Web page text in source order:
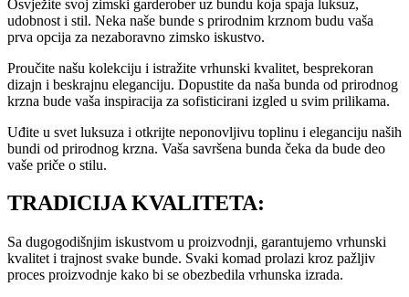
Osvježite svoj zimski garderober uz bundu koja spaja luksuz,
udobnost i stil. Neka naše bunde s prirodnim krznom budu vaša
prva opcija za nezaboravno zimsko iskustvo.
Proučite našu kolekciju i istražite vrhunski kvalitet, besprekoran
dizajn i beskrajnu eleganciju. Dopustite da naša bunda od prirodnog
krzna bude vaša inspiracija za sofisticirani izgled u svim prilikama.
Uđite u svet luksuza i otkrijte neponovljivu toplinu i eleganciju naših
bundi od prirodnog krzna. Vaša savršena bunda čeka da bude deo
vaše priče o stilu.
TRADICIJA KVALITETA:
Sa dugogodišnjim iskustvom u proizvodnji, garantujemo vrhunski
kvalitet i trajnost svake bunde. Svaki komad prolazi kroz pažljiv
proces proizvodnje kako bi se obezbedila vrhunska izrada.